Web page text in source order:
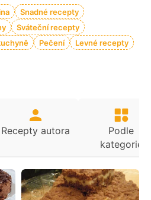
Snadné recepty
Sváteční recepty
Pečení Levné recepty
Recepty autora
Podle
kategorie